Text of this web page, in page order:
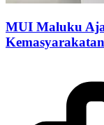
MUI Maluku